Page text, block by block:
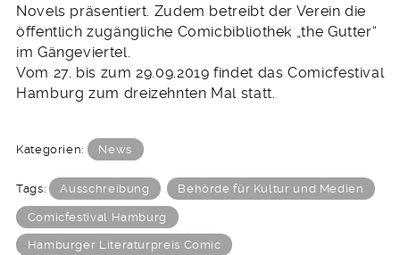
Novels präsentiert. Zudem betreibt der Verein die
öffentlich zugängliche Comicbibliothek „the Gutter“
im Gängeviertel.
Vom 27. bis zum 29.09.2019 findet das Comicfestival
Hamburg zum dreizehnten Mal statt.
Kategorien: News
Tags: Ausschreibung Behörde für Kultur und Medien
Comicfestival Hamburg
Hamburger Literaturpreis Comic